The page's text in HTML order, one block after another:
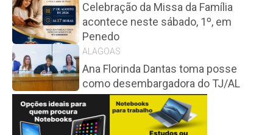
Celebração da Missa da Família
acontece neste sábado, 1º, em
Penedo
ALAGOAS
Ana Florinda Dantas toma posse
como desembargadora do TJ/AL